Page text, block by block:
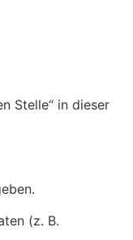
Stelle“ in dieser
(z. B.